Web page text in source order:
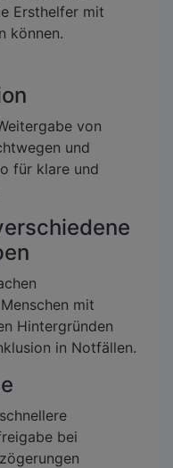
Ersthelfer mit
können.
von
und
für klare und
mit
Hintergründen
in Notfällen.
bei